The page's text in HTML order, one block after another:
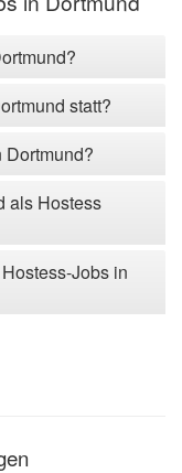
statt?
als Hostess
Jobs in